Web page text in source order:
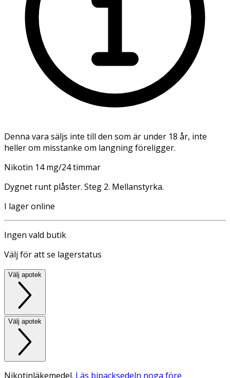
Denna vara säljs inte till den som är under 18 år, inte
heller om misstanke om langning föreligger.
Nikotin 14 mg/24 timmar
Dygnet runt plåster. Steg 2. Mellanstyrka.
I lager online
Ingen vald butik
Välj för att se lagerstatus
Välj apotek
Välj apotek
Nikotinläkemedel. Läs bipacksedeln noga före